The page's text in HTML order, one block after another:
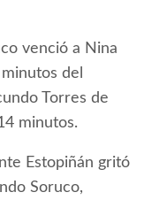
venció a Nina
del
Torres de
minutos.
Estopiñán gritó
Soruco,